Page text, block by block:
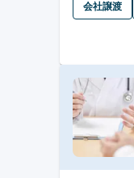
会社譲渡